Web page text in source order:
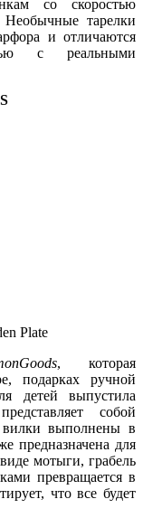
со скоростью
тарелки
и отличаются
с реальными
, которая
подарках ручной
детей выпустила
собой
выполнены в
предназначена для
мотыги, грабель
превращается в
что все будет